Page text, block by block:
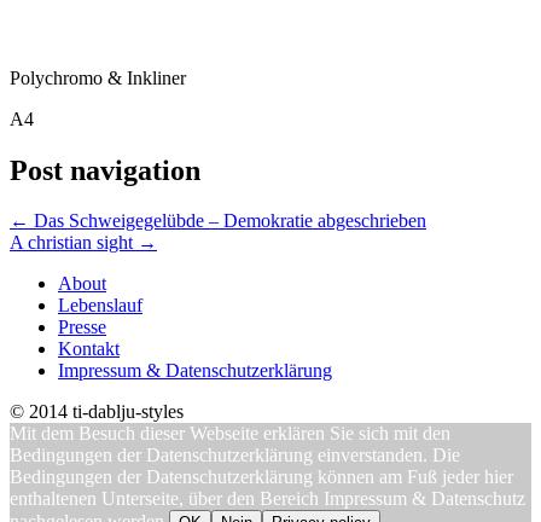
Polychromo & Inkliner
A4
Post navigation
← Das Schweigegelübde – Demokratie abgeschrieben
A christian sight →
About
Lebenslauf
Presse
Kontakt
Impressum & Datenschutzerklärung
© 2014 ti-dablju-styles
Mit dem Besuch dieser Webseite erklären Sie sich mit den
Bedingungen der Datenschutzerklärung einverstanden. Die
Bedingungen der Datenschutzerklärung können am Fuß jeder hier
enthaltenen Unterseite, über den Bereich Impressum & Datenschutz